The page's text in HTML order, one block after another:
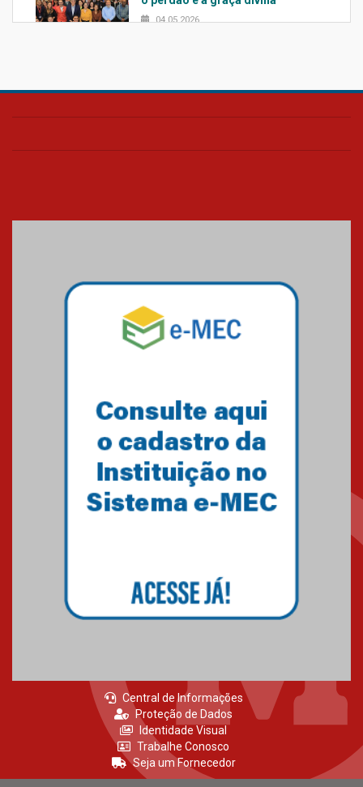
04.05.2026
Confira como foi o culto mensal
Mackenzie mobiliza campanha
solidária para apoiar famílias em
Minas Gerais
Primeiro culto do ano ressalta o
27.02.2026
Central de Informações
Proteção de Dados
Identidade Visual
Trabalhe Conosco
Seja um Fornecedor